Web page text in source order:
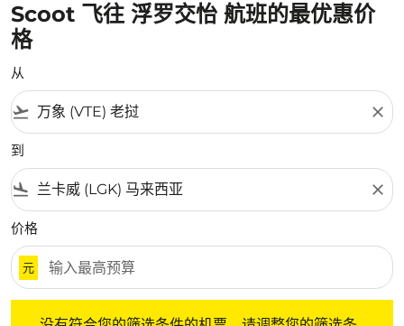
Scoot 飞往 浮罗交怡 航班的最优惠价
格
从
flight_takeoff close
到
flight_land close
价格
元